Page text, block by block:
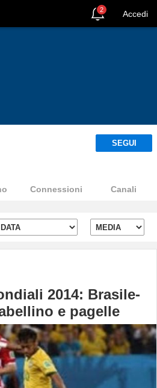
2 Accedi
SEGUI
Connessioni Canali
2014: Brasile-
e pagelle